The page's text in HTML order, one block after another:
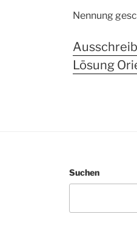
Nennung
Lösung
Suchen